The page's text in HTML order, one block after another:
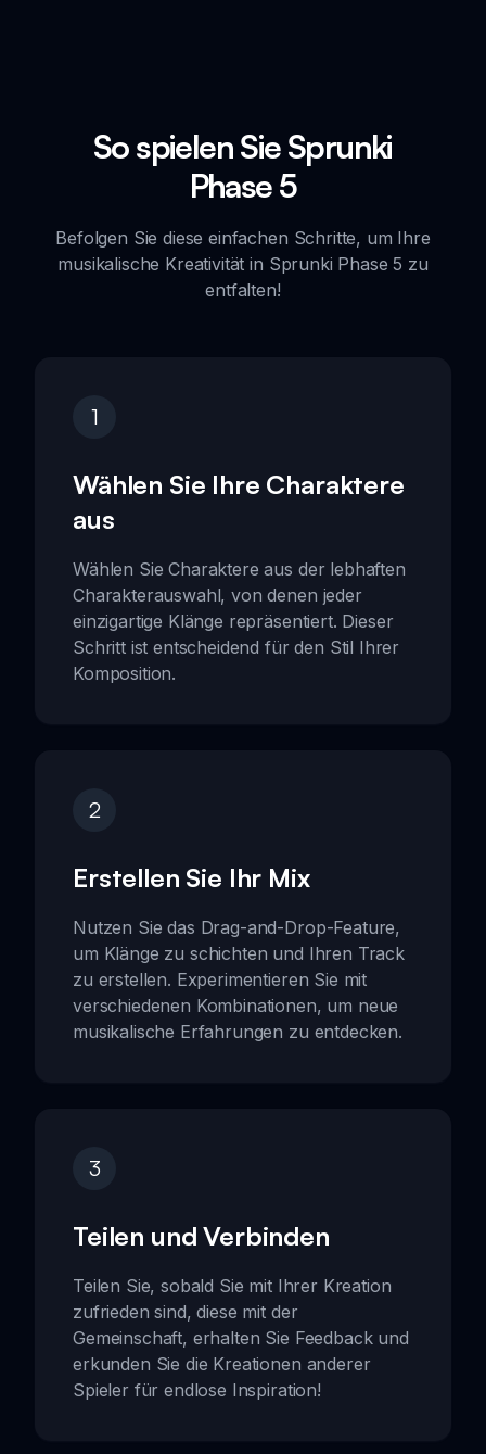
So spielen Sie Sprunki
Phase 5
Befolgen Sie diese einfachen Schritte, um Ihre
musikalische Kreativität in Sprunki Phase 5 zu
entfalten!
1
Wählen Sie Ihre Charaktere
aus
Wählen Sie Charaktere aus der lebhaften
Charakterauswahl, von denen jeder
einzigartige Klänge repräsentiert. Dieser
Schritt ist entscheidend für den Stil Ihrer
Komposition.
2
Erstellen Sie Ihr Mix
Nutzen Sie das Drag-and-Drop-Feature,
um Klänge zu schichten und Ihren Track
zu erstellen. Experimentieren Sie mit
verschiedenen Kombinationen, um neue
musikalische Erfahrungen zu entdecken.
3
Teilen und Verbinden
Teilen Sie, sobald Sie mit Ihrer Kreation
zufrieden sind, diese mit der
Gemeinschaft, erhalten Sie Feedback und
erkunden Sie die Kreationen anderer
Spieler für endlose Inspiration!